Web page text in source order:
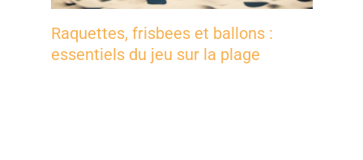
Raquettes, frisbees et ballons :
essentiels du jeu sur la plage